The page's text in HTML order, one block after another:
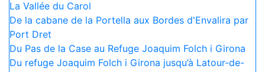
La Vallée du Carol
De la cabane de la Portella aux Bordes d'Envalira par
Port Dret
Du Pas de la Case au Refuge Joaquim Folch i Girona
Du refuge Joaquim Folch i Girona jusqu’à Latour-de-